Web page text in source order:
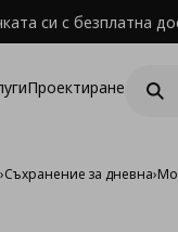
си с безплатна
Проектиране
›Съхранение за дневна›